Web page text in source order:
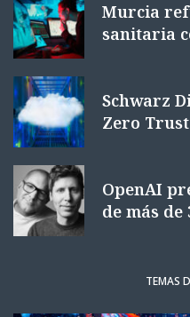
Murcia
sanitaria
Schwarz
Zero Trust
OpenAI
de más de
TEMAS